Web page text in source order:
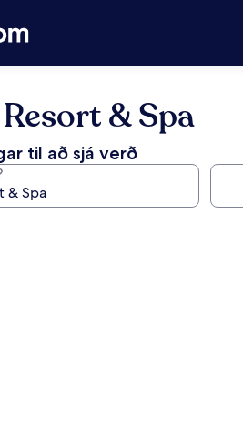
& Spa
til að sjá verð